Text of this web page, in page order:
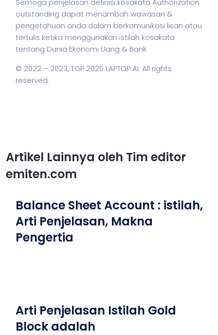
Semoga penjelasan definisi kosakata Authorization
outstanding dapat menambah wawasan &
pengetahuan anda dalam berkomunikasi lisan atau
tertulis ketika menggunakan istilah kosakata
tentang Dunia Ekonomi Uang & Bank
© 2022 – 2023, TOP 2025 LAPTOP AI. All rights
reserved.
Artikel Lainnya oleh Tim editor
emiten.com
Balance Sheet Account : istilah,
Arti Penjelasan, Makna
Pengertia
Arti Penjelasan Istilah Gold
Block adalah